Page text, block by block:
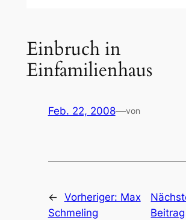
Einbruch in
Einfamilienhaus
Feb. 22, 2008—von
← Vorheriger: Max
Schmeling
Beitrag